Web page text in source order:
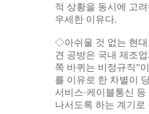
적 상황을 동시에 고
우세한 이유다.
◇아쉬울 것 없는 현대
견 공방은 국내 제조
쪽 바퀴는 비정규직”
를 이유로 한 차별이
서비스·케이블통신
나서도록 하는 계기로